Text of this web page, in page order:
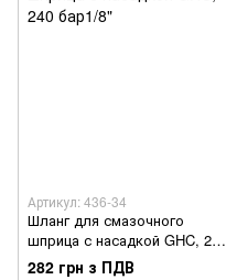
Артикул: 436-34
Шланг для смазочного
шприца с насадкой GHC, 240
бар1/8"
282 грн з ПДВ